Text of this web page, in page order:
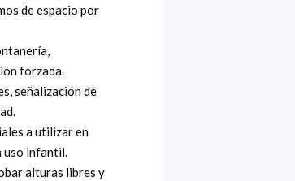
de espacio por
forzada.
señalización de
a utilizar en
uso infantil.
alturas libres y